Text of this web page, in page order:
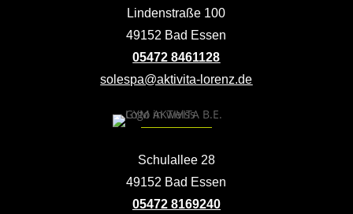
Lindenstraße 100
49152 Bad Essen
05472 8461128
solespa@aktivita-lorenz.de
Schulallee 28
49152 Bad Essen
05472 8169240